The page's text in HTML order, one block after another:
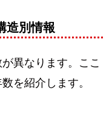
造別情報
異なります。ここ
を紹介します。